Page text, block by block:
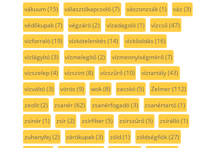
vákuum(15) választókapcsoló(7) vászonzsák(1) váz (3)
védőkupak(7) végzáró(2) vízadagoló(1) vízcső(47)
vízforraló(19) vízkötelenítés (14) vízkőoldás (16)
vízlágyító(3) vízmelegítő(2) vízmennyiségmérő(7)
vízszelep(4) vízszint(8) vízszűrő(10) víztartály(43)
vízváltó(3) vörös (9) wok(8) zacskó(5) Zelmer(112)
zeolit(2) zsanér(62) zsanérfogadó(3) zsanértartó(1)
zsinór(1) zsír(2) zsírfilter(5) zsírszűrő(5) zsírálló(1)
zuhanyfej (2) zárókupak(3) zöld(1) zöldségfiók(27)